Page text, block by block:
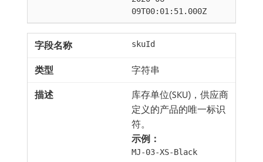
09T00:01:51.000Z
skuId
字符串
库存单位(SKU)，供应商
定义的产品的唯一标识
符。
示例：
MJ-03-XS-Black